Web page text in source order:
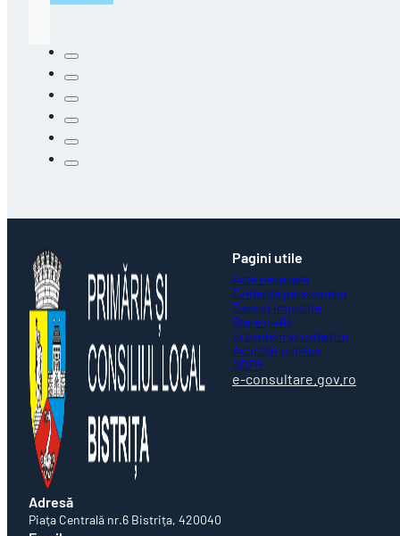
Adresă
Piaţa Centrală nr.6 Bistriţa, 420040
Pagini utile
Acte necesare
Evidența persoanelor
Taxe și impozite
Stare civilă
Urbanism și cadastru
Achiziții publice
GDPR
e-consultare.gov.ro